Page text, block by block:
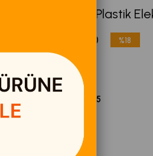
Sinbo SCM-2969 Plastik
₺329,00 %18
(004759)
Marka
Sinbo
0047592969475